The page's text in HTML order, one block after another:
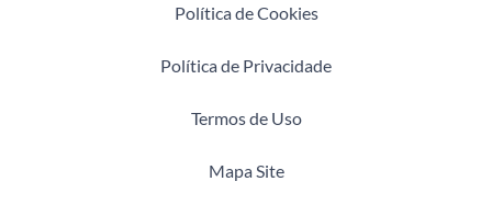
Política de Cookies
Política de Privacidade
Termos de Uso
Mapa Site